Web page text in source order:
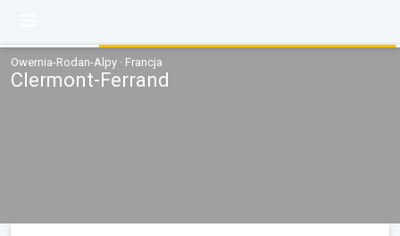
Owernia-Rodan-Alpy · Francja
Clermont-Ferrand